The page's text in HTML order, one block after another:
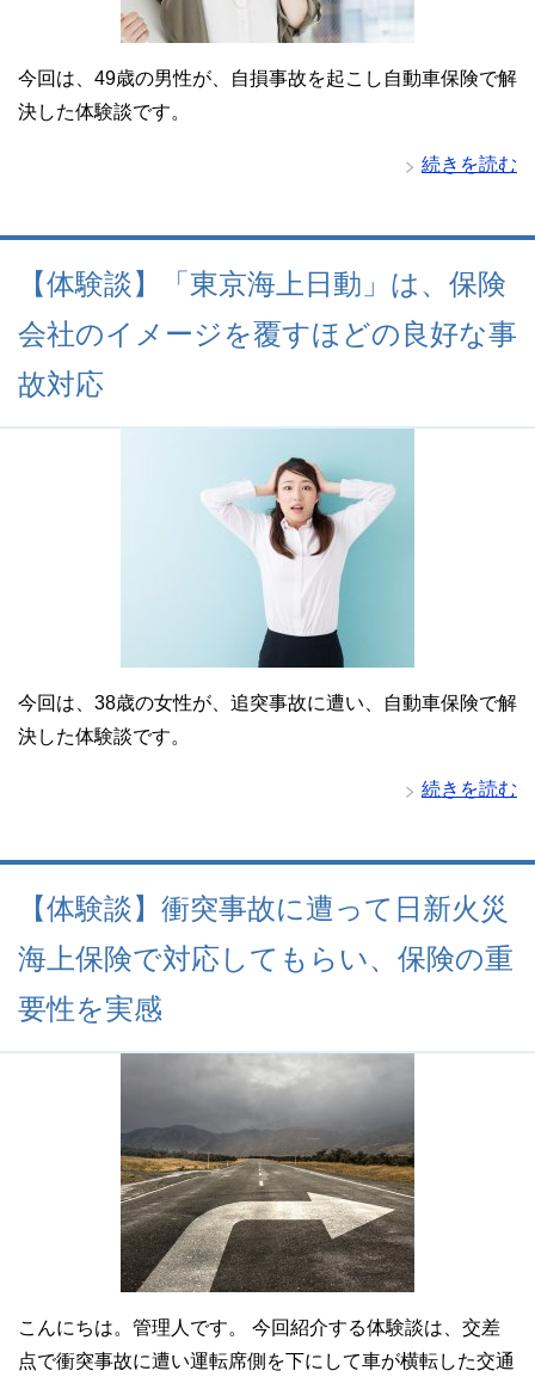
今回は、49歳の男性が、自損事故を起こし自動車保険で解
決した体験談です。
続きを読む
【体験談】「東京海上日動」は、保険
会社のイメージを覆すほどの良好な事
故対応
今回は、38歳の女性が、追突事故に遭い、自動車保険で解
決した体験談です。
続きを読む
【体験談】衝突事故に遭って日新火災
海上保険で対応してもらい、保険の重
要性を実感
こんにちは。管理人です。 今回紹介する体験談は、交差
点で衝突事故に遭い運転席側を下にして車が横転した交通